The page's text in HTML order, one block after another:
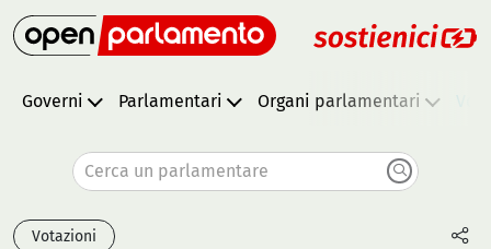
Governi Parlamentari Organi parlamentari
Cerca un parlamentare
Votazioni